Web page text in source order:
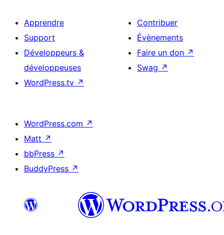
Apprendre
Support
Développeurs &
développeuses
WordPress.tv ↗
Contribuer
Évènements
Faire un don ↗
Swag ↗
WordPress.com ↗
Matt ↗
bbPress ↗
BuddyPress ↗